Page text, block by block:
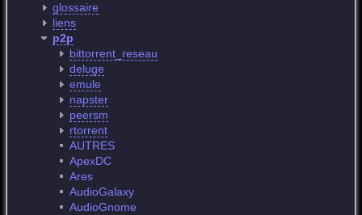
glossaire
liens
p2p
bittorrent_reseau
deluge
emule
napster
peersm
rtorrent
AUTRES
ApexDC
Ares
AudioGalaxy
AudioGnome